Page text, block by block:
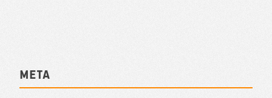
Meta